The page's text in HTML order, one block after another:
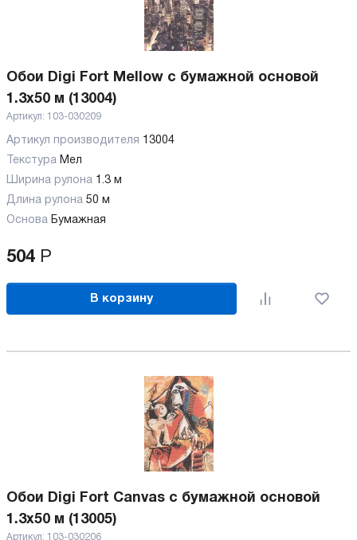
Обои Digi Fort Mellow с бумажной основой
1.3x50 м (13004)
Артикул: 103-030209
Артикул производителя 13004
Текстура Мел
Ширина рулона 1.3 м
Длина рулона 50 м
Основа Бумажная
504 Р
В корзину
Обои Digi Fort Canvas с бумажной основой
1.3x50 м (13005)
Артикул: 103-030206